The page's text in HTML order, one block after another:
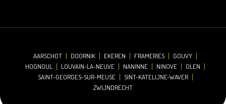
AARSCHOT DOORNIK EKEREN FRAMERIES
GOUVY
HOGNOUL
LOUVAIN-LA-NEUVE NANINNE NINOVE
OLEN
SAINT-GEORGES-SUR-MEUSE
SINT-KATELIJNE-WAVER
ZWIJNDRECHT